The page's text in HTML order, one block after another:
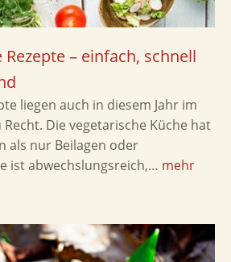
– einfach, schnell
liegen auch in diesem Jahr im
Die vegetarische Küche hat
als nur Beilagen oder
ist abwechslungsreich,… mehr